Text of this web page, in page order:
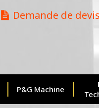
Demande de
P&G Machine